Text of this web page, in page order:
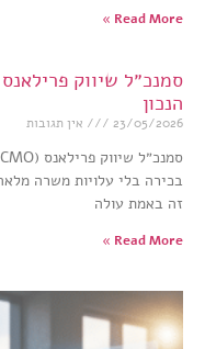
Read More »
סמנכ״ל שיווק
הנכון
23/05/2026 אין תגובות
בכירה בלי עלויות משרה
זה באמת עולה
Read More »